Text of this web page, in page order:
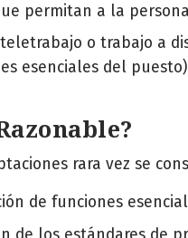
permitan a la
o trabajo a
esenciales del puesto)
rara vez se
de funciones